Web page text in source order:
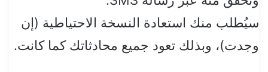
سيُطلب منك استعادة النسخة الاحتياطية (إن
وجدت)، وبذلك تعود جميع محادثاتك كما كانت.